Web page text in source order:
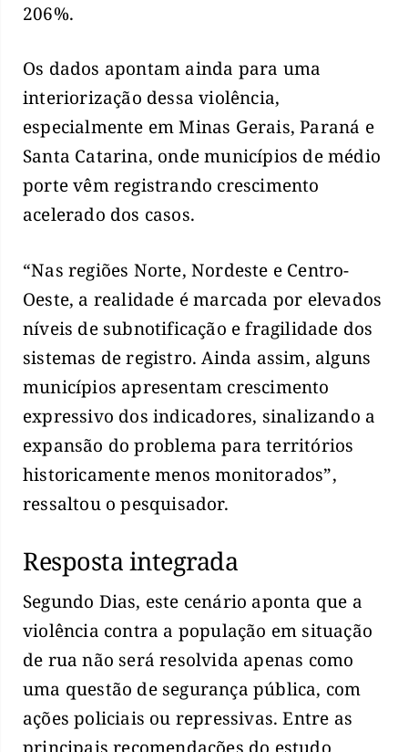
206%.
Os dados apontam ainda para uma
interiorização dessa violência,
especialmente em Minas Gerais, Paraná e
Santa Catarina, onde municípios de médio
porte vêm registrando crescimento
acelerado dos casos.
“Nas regiões Norte, Nordeste e Centro-
Oeste, a realidade é marcada por elevados
níveis de subnotificação e fragilidade dos
sistemas de registro. Ainda assim, alguns
municípios apresentam crescimento
expressivo dos indicadores, sinalizando a
expansão do problema para territórios
historicamente menos monitorados”,
ressaltou o pesquisador.
Resposta integrada
Segundo Dias, este cenário aponta que a
violência contra a população em situação
de rua não será resolvida apenas como
uma questão de segurança pública, com
ações policiais ou repressivas. Entre as